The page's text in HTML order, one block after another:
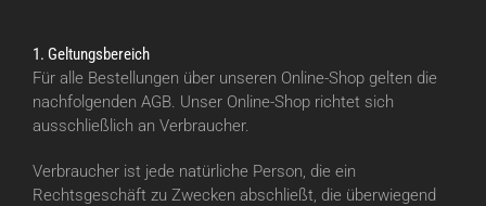
Gutscheine
Wichtig
Tierfotografie
1. Geltungsbereich
Für alle Bestellungen über unseren Online-Shop gelten die
nachfolgenden AGB. Unser Online-Shop richtet sich
ausschließlich an Verbraucher.
Verbraucher ist jede natürliche Person, die ein
Rechtsgeschäft zu Zwecken abschließt, die überwiegend